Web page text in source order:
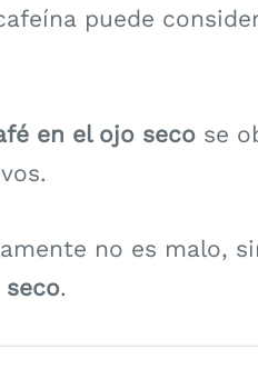
puede
en el ojo seco se
no es malo,
.